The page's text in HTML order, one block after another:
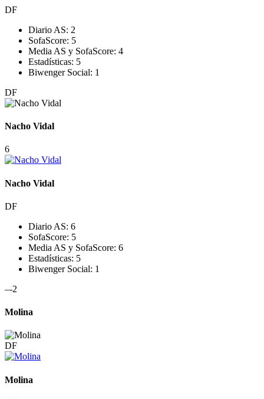
DF
Diario AS: 2
SofaScore: 5
Media AS y SofaScore: 4
Estadísticas: 5
Biwenger Social: 1
DF
Nacho Vidal
6
Nacho Vidal
DF
Diario AS: 6
SofaScore: 5
Media AS y SofaScore: 6
Estadísticas: 5
Biwenger Social: 1
–-2
Molina
DF
Molina